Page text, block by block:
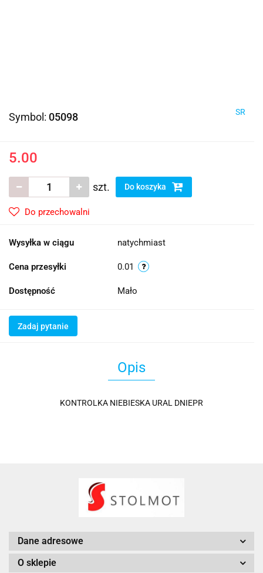
Symbol: 05098 SR
5.00
szt. Do koszyka
Do przechowalni
Wysyłka w ciągu natychmiast
Cena przesyłki 0.01
Dostępność Mało
Zadaj pytanie
Opis
KONTROLKA NIEBIESKA URAL DNIEPR
Dane adresowe
O sklepie